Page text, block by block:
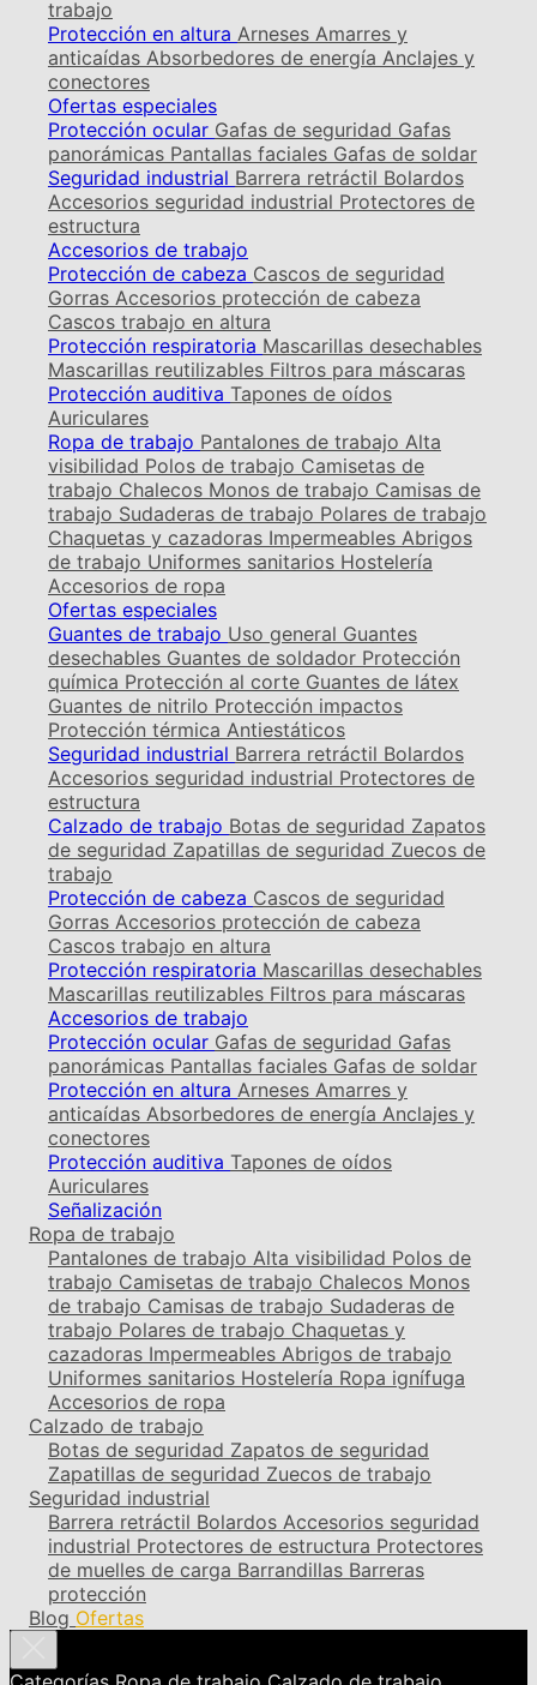
trabajo
Protección en altura Arneses Amarres y
anticaídas Absorbedores de energía Anclajes y
conectores
Ofertas especiales
Protección ocular Gafas de seguridad Gafas
panorámicas Pantallas faciales Gafas de soldar
Seguridad industrial Barrera retráctil Bolardos
Accesorios seguridad industrial Protectores de
estructura
Accesorios de trabajo
Protección de cabeza Cascos de seguridad
Gorras Accesorios protección de cabeza
Cascos trabajo en altura
Protección respiratoria Mascarillas desechables
Mascarillas reutilizables Filtros para máscaras
Protección auditiva Tapones de oídos
Auriculares
Ropa de trabajo Pantalones de trabajo Alta
visibilidad Polos de trabajo Camisetas de
trabajo Chalecos Monos de trabajo Camisas de
trabajo Sudaderas de trabajo Polares de trabajo
Chaquetas y cazadoras Impermeables Abrigos
de trabajo Uniformes sanitarios Hostelería
Accesorios de ropa
Ofertas especiales
Guantes de trabajo Uso general Guantes
desechables Guantes de soldador Protección
química Protección al corte Guantes de látex
Guantes de nitrilo Protección impactos
Protección térmica Antiestáticos
Seguridad industrial Barrera retráctil Bolardos
Accesorios seguridad industrial Protectores de
estructura
Calzado de trabajo Botas de seguridad Zapatos
de seguridad Zapatillas de seguridad Zuecos de
trabajo
Protección de cabeza Cascos de seguridad
Gorras Accesorios protección de cabeza
Cascos trabajo en altura
Protección respiratoria Mascarillas desechables
Mascarillas reutilizables Filtros para máscaras
Accesorios de trabajo
Protección ocular Gafas de seguridad Gafas
panorámicas Pantallas faciales Gafas de soldar
Protección en altura Arneses Amarres y
anticaídas Absorbedores de energía Anclajes y
conectores
Protección auditiva Tapones de oídos
Auriculares
Señalización
Ropa de trabajo
Pantalones de trabajo Alta visibilidad Polos de
trabajo Camisetas de trabajo Chalecos Monos
de trabajo Camisas de trabajo Sudaderas de
trabajo Polares de trabajo Chaquetas y
cazadoras Impermeables Abrigos de trabajo
Uniformes sanitarios Hostelería Ropa ignífuga
Accesorios de ropa
Calzado de trabajo
Botas de seguridad Zapatos de seguridad
Zapatillas de seguridad Zuecos de trabajo
Seguridad industrial
Barrera retráctil Bolardos Accesorios seguridad
industrial Protectores de estructura Protectores
de muelles de carga Barrandillas Barreras
protección
Blog Ofertas